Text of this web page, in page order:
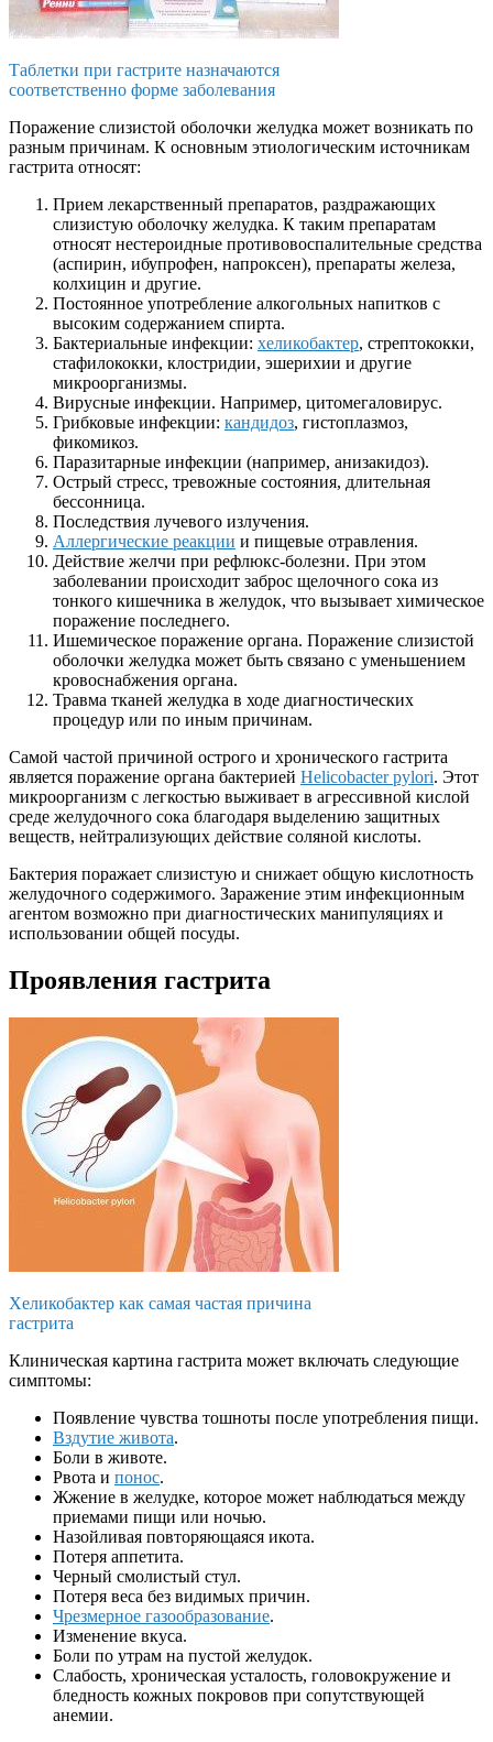
Таблетки при гастрите назначаются
соответственно форме заболевания
Поражение слизистой оболочки желудка может возникать по
разным причинам. К основным этиологическим источникам
гастрита относят:
Прием лекарственный препаратов, раздражающих
слизистую оболочку желудка. К таким препаратам
относят нестероидные противовоспалительные средства
(аспирин, ибупрофен, напроксен), препараты железа,
колхицин и другие.
Постоянное употребление алкогольных напитков с
высоким содержанием спирта.
Бактериальные инфекции: хеликобактер, стрептококки,
стафилококки, клостридии, эшерихии и другие
микроорганизмы.
Вирусные инфекции. Например, цитомегаловирус.
Грибковые инфекции: кандидоз, гистоплазмоз,
фикомикоз.
Паразитарные инфекции (например, анизакидоз).
Острый стресс, тревожные состояния, длительная
бессонница.
Последствия лучевого излучения.
Аллергические реакции и пищевые отравления.
Действие желчи при рефлюкс-болезни. При этом
заболевании происходит заброс щелочного сока из
тонкого кишечника в желудок, что вызывает химическое
поражение последнего.
Ишемическое поражение органа. Поражение слизистой
оболочки желудка может быть связано с уменьшением
кровоснабжения органа.
Травма тканей желудка в ходе диагностических
процедур или по иным причинам.
Самой частой причиной острого и хронического гастрита
является поражение органа бактерией Helicobacter pylori. Этот
микроорганизм с легкостью выживает в агрессивной кислой
среде желудочного сока благодаря выделению защитных
веществ, нейтрализующих действие соляной кислоты.
Бактерия поражает слизистую и снижает общую кислотность
желудочного содержимого. Заражение этим инфекционным
агентом возможно при диагностических манипуляциях и
использовании общей посуды.
Проявления гастрита
Хеликобактер как самая частая причина
гастрита
Клиническая картина гастрита может включать следующие
симптомы:
Появление чувства тошноты после употребления пищи.
Вздутие живота.
Боли в животе.
Рвота и понос.
Жжение в желудке, которое может наблюдаться между
приемами пищи или ночью.
Назойливая повторяющаяся икота.
Потеря аппетита.
Черный смолистый стул.
Потеря веса без видимых причин.
Чрезмерное газообразование.
Изменение вкуса.
Боли по утрам на пустой желудок.
Слабость, хроническая усталость, головокружение и
бледность кожных покровов при сопутствующей
анемии.